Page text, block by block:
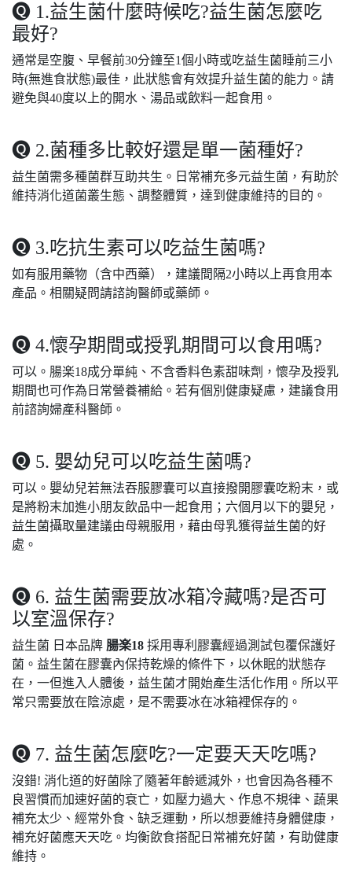
🅠 1.益生菌什麼時候吃?益生菌怎麼吃
最好?
通常是空腹、早餐前30分鐘至1個小時或吃益生菌睡前三小
時(無進食狀態)最佳，此狀態會有效提升益生菌的能力。請
避免與40度以上的開水、湯品或飲料一起食用。
🅠 2.菌種多比較好還是單一菌種好?
益生菌需多種菌群互助共生。日常補充多元益生菌，有助於
維持消化道菌叢生態、調整體質，達到健康維持的目的。
🅠 3.吃抗生素可以吃益生菌嗎?
如有服用藥物（含中西藥），建議間隔2小時以上再食用本
產品。相關疑問請諮詢醫師或藥師。
🅠 4.懷孕期間或授乳期間可以食用嗎?
可以。腸楽18成分單純、不含香料色素甜味劑，懷孕及授乳
期間也可作為日常營養補給。若有個別健康疑慮，建議食用
前諮詢婦產科醫師。
🅠 5. 嬰幼兒可以吃益生菌嗎?
可以。嬰幼兒若無法吞服膠囊可以直接撥開膠囊吃粉末，或
是將粉末加進小朋友飲品中一起食用；六個月以下的嬰兒，
益生菌攝取量建議由母親服用，藉由母乳獲得益生菌的好
處。
🅠 6. 益生菌需要放冰箱冷藏嗎?是否可
以室溫保存?
益生菌 日本品牌 腸楽18 採用專利膠囊經過測試包覆保護好
菌。益生菌在膠囊內保持乾燥的條件下，以休眠的狀態存
在，一但進入人體後，益生菌才開始產生活化作用。所以平
常只需要放在陰涼處，是不需要冰在冰箱裡保存的。
🅠 7. 益生菌怎麼吃?一定要天天吃嗎?
沒錯! 消化道的好菌除了隨著年齡遞減外，也會因為各種不
良習慣而加速好菌的衰亡，如壓力過大、作息不規律、蔬果
補充太少、經常外食、缺乏運動，所以想要維持身體健康，
補充好菌應天天吃。均衡飲食搭配日常補充好菌，有助健康
維持。